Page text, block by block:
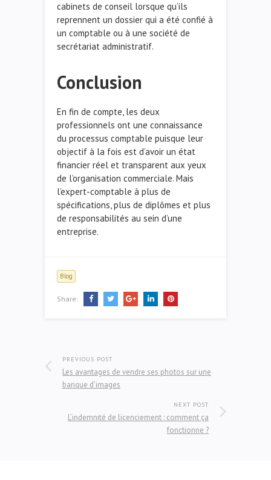
cabinets de conseil lorsque qu’ils
reprennent un dossier qui a été confié à
un comptable ou à une société de
secrétariat administratif.
Conclusion
En fin de compte, les deux
professionnels ont une connaissance
du processus comptable puisque leur
objectif à la fois est d’avoir un état
financier réel et transparent aux yeux
de l’organisation commerciale. Mais
l’expert-comptable à plus de
spécifications, plus de diplômes et plus
de responsabilités au sein d’une
entreprise.
Blog
Share:
PREVIOUS POST
Les avantages de vendre ses photos sur une
banque d’images
NEXT POST
L’indemnité de licenciement : comment ça
fonctionne ?